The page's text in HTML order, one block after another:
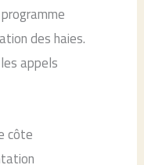
des haies.
appels
côte